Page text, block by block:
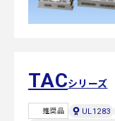
TACシリーズ
推奨品 UL1283